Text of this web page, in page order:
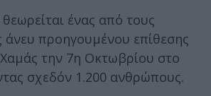
ένας από τους
άνευ προηγουμένου επίθεσης
την 7η Οκτωβρίου στο
σχεδόν 1.200 ανθρώπους.